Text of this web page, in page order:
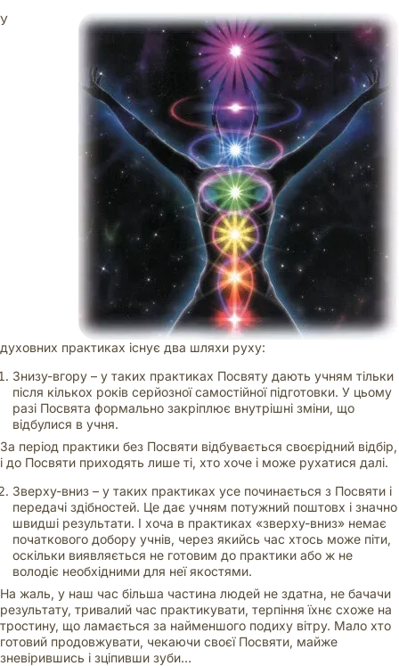
У
духовних практиках існує два шляхи руху:
Знизу-вгору – у таких практиках Посвяту дають учням тільки
після кількох років серйозної самостійної підготовки. У цьому
разі Посвята формально закріплює внутрішні зміни, що
відбулися в учня.
За період практики без Посвяти відбувається своєрідний відбір,
і до Посвяти приходять лише ті, хто хоче і може рухатися далі.
Зверху-вниз – у таких практиках усе починається з Посвяти і
передачі здібностей. Це дає учням потужний поштовх і значно
швидші результати. І хоча в практиках «зверху-вниз» немає
початкового добору учнів, через якийсь час хтось може піти,
оскільки виявляється не готовим до практики або ж не
володіє необхідними для неї якостями.
На жаль, у наш час більша частина людей не здатна, не бачачи
результату, тривалий час практикувати, терпіння їхнє схоже на
тростину, що ламається за найменшого подиху вітру. Мало хто
готовий продовжувати, чекаючи своєї Посвяти, майже
зневірившись і зціпивши зуби…